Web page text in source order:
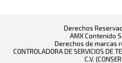
Derechos
AMX Contenido
Derechos de marcas
CONTROLADORA DE SERVICIOS DE
C.V.